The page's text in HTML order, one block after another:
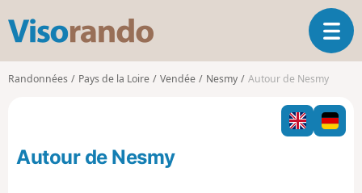
s
o
o
O
u
i
r
l
Randonnées Pays de la Loire Vendée Nesmy Autour de Nesmy
Autour de Nesmy